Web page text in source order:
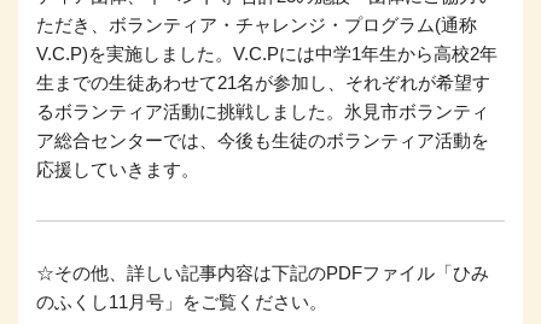
ただき、ボランティア・チャレンジ・プログラム(通称
V.C.P)を実施しました。V.C.Pには中学1年生から高校2年
生までの生徒あわせて21名が参加し、それぞれが希望す
るボランティア活動に挑戦しました。氷見市ボランティ
ア総合センターでは、今後も生徒のボランティア活動を
応援していきます。
☆その他、詳しい記事内容は下記のPDFファイル「ひみ
のふくし11月号」をご覧ください。